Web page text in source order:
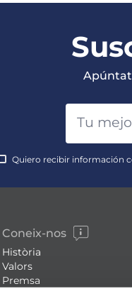
Quiero recibir información
Coneix-nos
Història
Valors
Premsa